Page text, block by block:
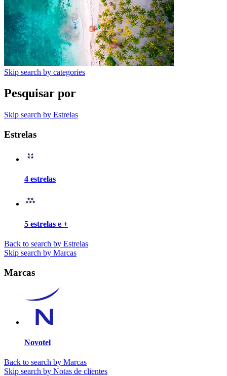
Skip search by categories
Pesquisar por
Skip search by Estrelas
Estrelas
4 estrelas
5 estrelas e +
Back to search by Estrelas
Skip search by Marcas
Marcas
Novotel
Back to search by Marcas
Skip search by Notas de clientes